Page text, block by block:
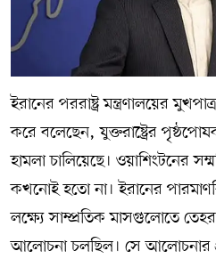
ইরানের পররাষ্ট্র মন্ত্রণালয়ের
করে বলেছেন, যুক্তরাষ্ট্রের
হামলা চালিয়েছে। ওয়াশিংটনের
কখনোই হতো না। ইরানের
লক্ষ্যে সাম্প্রতিক মাসগুলোতে
আলোচনা চলছিল। সে আলোচনার